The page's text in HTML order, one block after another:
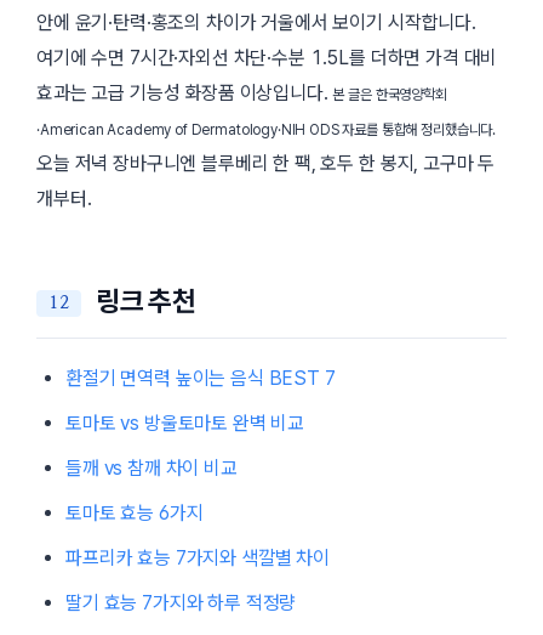
안에 윤기·탄력·홍조의 차이가 거울에서 보이기 시작합니다.
여기에 수면 7시간·자외선 차단·수분 1.5L를 더하면 가격 대비
효과는 고급 기능성 화장품 이상입니다.본 글은 한국영양학회
·American Academy of Dermatology·NIH ODS 자료를 통합해 정리했습니다.
오늘 저녁 장바구니엔 블루베리 한 팩, 호두 한 봉지, 고구마 두
개부터.
링크 추천
환절기 면역력 높이는 음식 BEST 7
토마토 vs 방울토마토 완벽 비교
들깨 vs 참깨 차이 비교
토마토 효능 6가지
파프리카 효능 7가지와 색깔별 차이
딸기 효능 7가지와 하루 적정량